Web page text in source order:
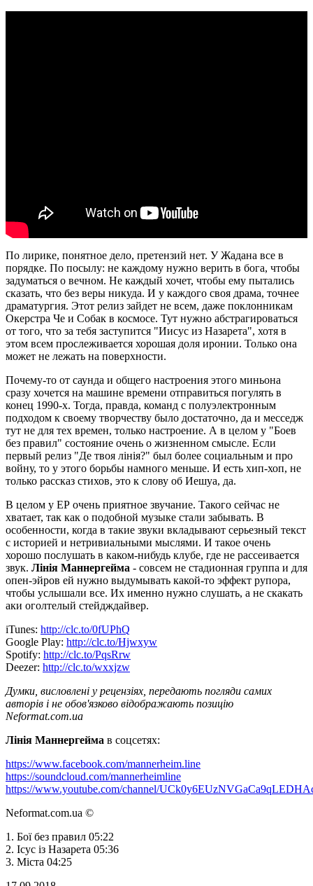
По лирике, понятное дело, претензий нет. У Жадана все в
порядке. По посылу: не каждому нужно верить в бога, чтобы
задуматься о вечном. Не каждый хочет, чтобы ему пытались
сказать, что без веры никуда. И у каждого своя драма, точнее
драматургия. Этот релиз зайдет не всем, даже поклонникам
Окерстра Че и Собак в космосе. Тут нужно абстрагироваться
от того, что за тебя заступится "Иисус из Назарета", хотя в
этом всем прослеживается хорошая доля иронии. Только она
может не лежать на поверхности.
Почему-то от саунда и общего настроения этого миньона
сразу хочется на машине времени отправиться погулять в
конец 1990-х. Тогда, правда, команд с полуэлектронным
подходом к своему творчеству было достаточно, да и месседж
тут не для тех времен, только настроение. А в целом у "Боев
без правил" состояние очень о жизненном смысле. Если
первый релиз "Де твоя лінія?" был более социальным и про
войну, то у этого борьбы намного меньше. И есть хип-хоп, не
только рассказ стихов, это к слову об Иешуа, да.
В целом у ЕР очень приятное звучание. Такого сейчас не
хватает, так как о подобной музыке стали забывать. В
особенности, когда в такие звуки вкладывают серьезный текст
с историей и нетривиальными мыслями. И такое очень
хорошо послушать в каком-нибудь клубе, где не рассеивается
звук. Лінія Маннергейма - совсем не стадионная группа и для
опен-эйров ей нужно выдумывать какой-то эффект рупора,
чтобы услышали все. Их именно нужно слушать, а не скакать
аки оголтелый стейдждайвер.
iTunes: http://clc.to/0fUPhQ
Google Play: http://clc.to/Hjwxyw
Spotify: http://clc.to/PqsRrw
Deezer: http://clc.to/wxxjzw
Думки, висловлені у рецензіях, передають погляди самих
авторів і не обов'язково відображають позицію
Neformat.com.ua
Лінія Маннергейма в соцсетях:
https://www.facebook.com/mannerheim.line
https://soundcloud.com/mannerheimline
https://www.youtube.com/channel/
Neformat.com.ua ©
1. Бої без правил 05:22
2. Ісус із Назарета 05:36
3. Міста 04:25